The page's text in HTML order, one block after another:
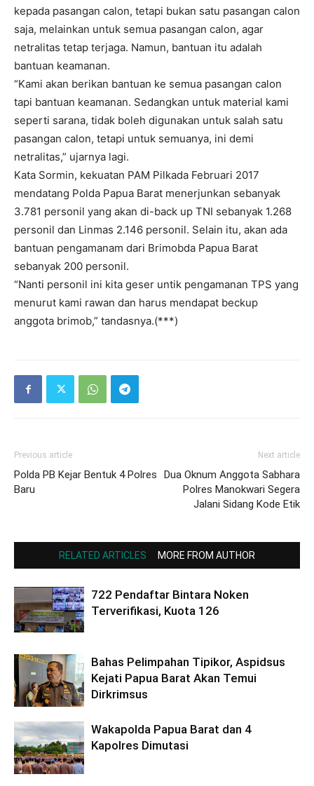
kepada pasangan calon, tetapi bukan satu pasangan calon
saja, melainkan untuk semua pasangan calon, agar
netralitas tetap terjaga. Namun, bantuan itu adalah
bantuan keamanan.
“Kami akan berikan bantuan ke semua pasangan calon
tapi bantuan keamanan. Sedangkan untuk material kami
seperti sarana, tidak boleh digunakan untuk salah satu
pasangan calon, tetapi untuk semuanya, ini demi
netralitas,” ujarnya lagi.
Kata Sormin, kekuatan PAM Pilkada Februari 2017
mendatang Polda Papua Barat menerjunkan sebanyak
3.781 personil yang akan di-back up TNI sebanyak 1.268
personil dan Linmas 2.146 personil. Selain itu, akan ada
bantuan pengamanam dari Brimobda Papua Barat
sebanyak 200 personil.
“Nanti personil ini kita geser untik pengamanan TPS yang
menurut kami rawan dan harus mendapat beckup
anggota brimob,” tandasnya.(***)
Previous article
Polda PB Kejar Bentuk 4 Polres
Baru
Next article
Dua Oknum Anggota Sabhara
Polres Manokwari Segera
Jalani Sidang Kode Etik
RELATED ARTICLES MORE FROM AUTHOR
722 Pendaftar Bintara Noken
Terverifikasi, Kuota 126
Bahas Pelimpahan Tipikor, Aspidsus
Kejati Papua Barat Akan Temui
Dirkrimsus
Wakapolda Papua Barat dan 4
Kapolres Dimutasi